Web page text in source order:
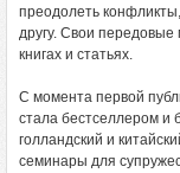
преодолеть
другу. Свои передовые
книгах и статьях.
С момента первой
стала бестселлером и
голландский и
семинары для